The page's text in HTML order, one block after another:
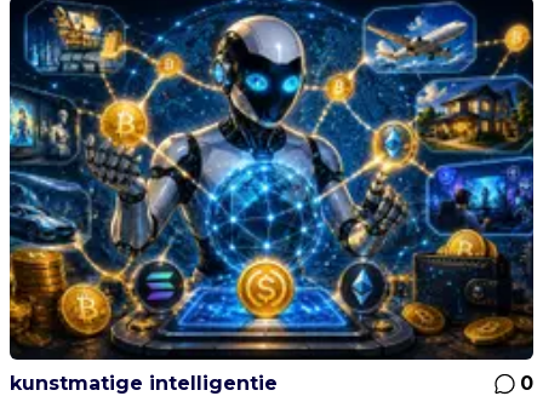
kunstmatige intelligentie
0